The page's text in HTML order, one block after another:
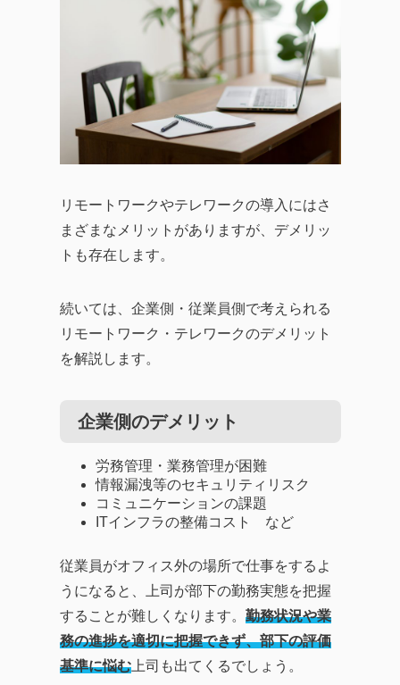
リモートワークやテレワークの導入にはさ
まざまなメリットがありますが、デメリッ
トも存在します。
続いては、企業側・従業員側で考えられる
リモートワーク・テレワークのデメリット
を解説します。
企業側のデメリット
労務管理・業務管理が困難
情報漏洩等のセキュリティリスク
コミュニケーションの課題
ITインフラの整備コスト など
従業員がオフィス外の場所で仕事をするよ
うになると、上司が部下の勤務実態を把握
することが難しくなります。 勤務状況や業
務の進捗を適切に把握できず、部下の評価
基準に悩む上司も出てくるでしょう。